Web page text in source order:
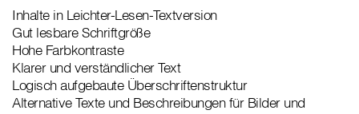
Inhalte in Leichter-Lesen-Textversion
Gut lesbare Schriftgröße
Hohe Farbkontraste
Klarer und verständlicher Text
Logisch aufgebaute Überschriftenstruktur
Alternative Texte und Beschreibungen für Bilder und